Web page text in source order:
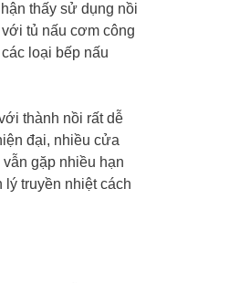
thấy sử dụng nồi
tủ nấu cơm công
loại bếp nấu
thành nồi rất dễ
đại, nhiều cửa
gặp nhiều hạn
truyền nhiệt cách